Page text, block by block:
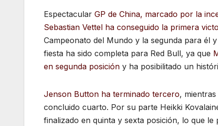
Espectacular GP de China, marcado por la
Sebastian Vettel ha conseguido la primera
Campeonato del Mundo y la segunda para él
fiesta ha sido completa para Red Bull, ya que
en segunda posición y ha posibilitado un
Jenson Button ha terminado tercero,
concluido cuarto. Por su parte Heikki
finalizado en quinta y sexta posición, lo que